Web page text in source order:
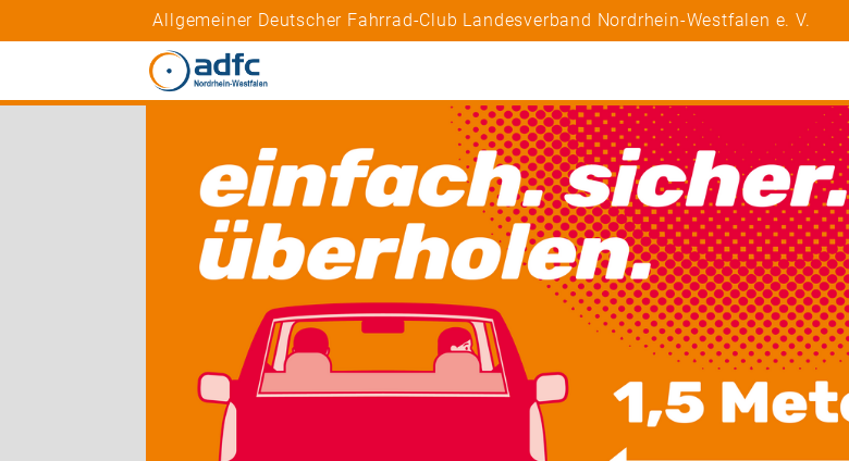
Allgemeiner Deutscher Fahrrad-Club Landesverband Nordrhein-Westfalen e. V.